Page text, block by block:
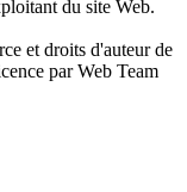
du site Web.
et droits d'auteur de
par Web Team